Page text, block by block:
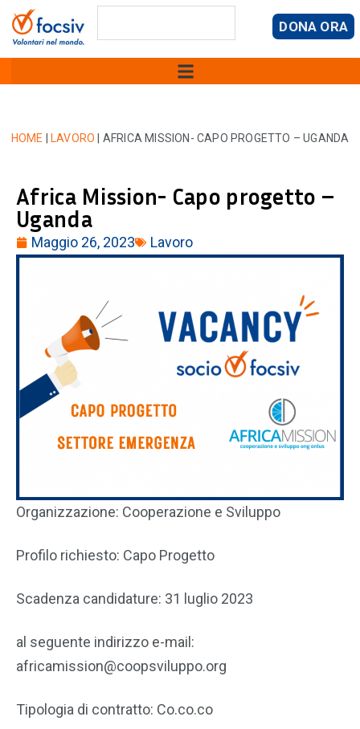
DONA ORA
HOME LAVORO AFRICA MISSION- CAPO PROGETTO – UGANDA
Africa Mission- Capo progetto –
Uganda
Maggio 26, 2023 Lavoro
Organizzazione: Cooperazione e Sviluppo
Profilo richiesto: Capo Progetto
Scadenza candidature: 31 luglio 2023
al seguente indirizzo e-mail:
africamission@coopsviluppo.org
Tipologia di contratto: Co.co.co